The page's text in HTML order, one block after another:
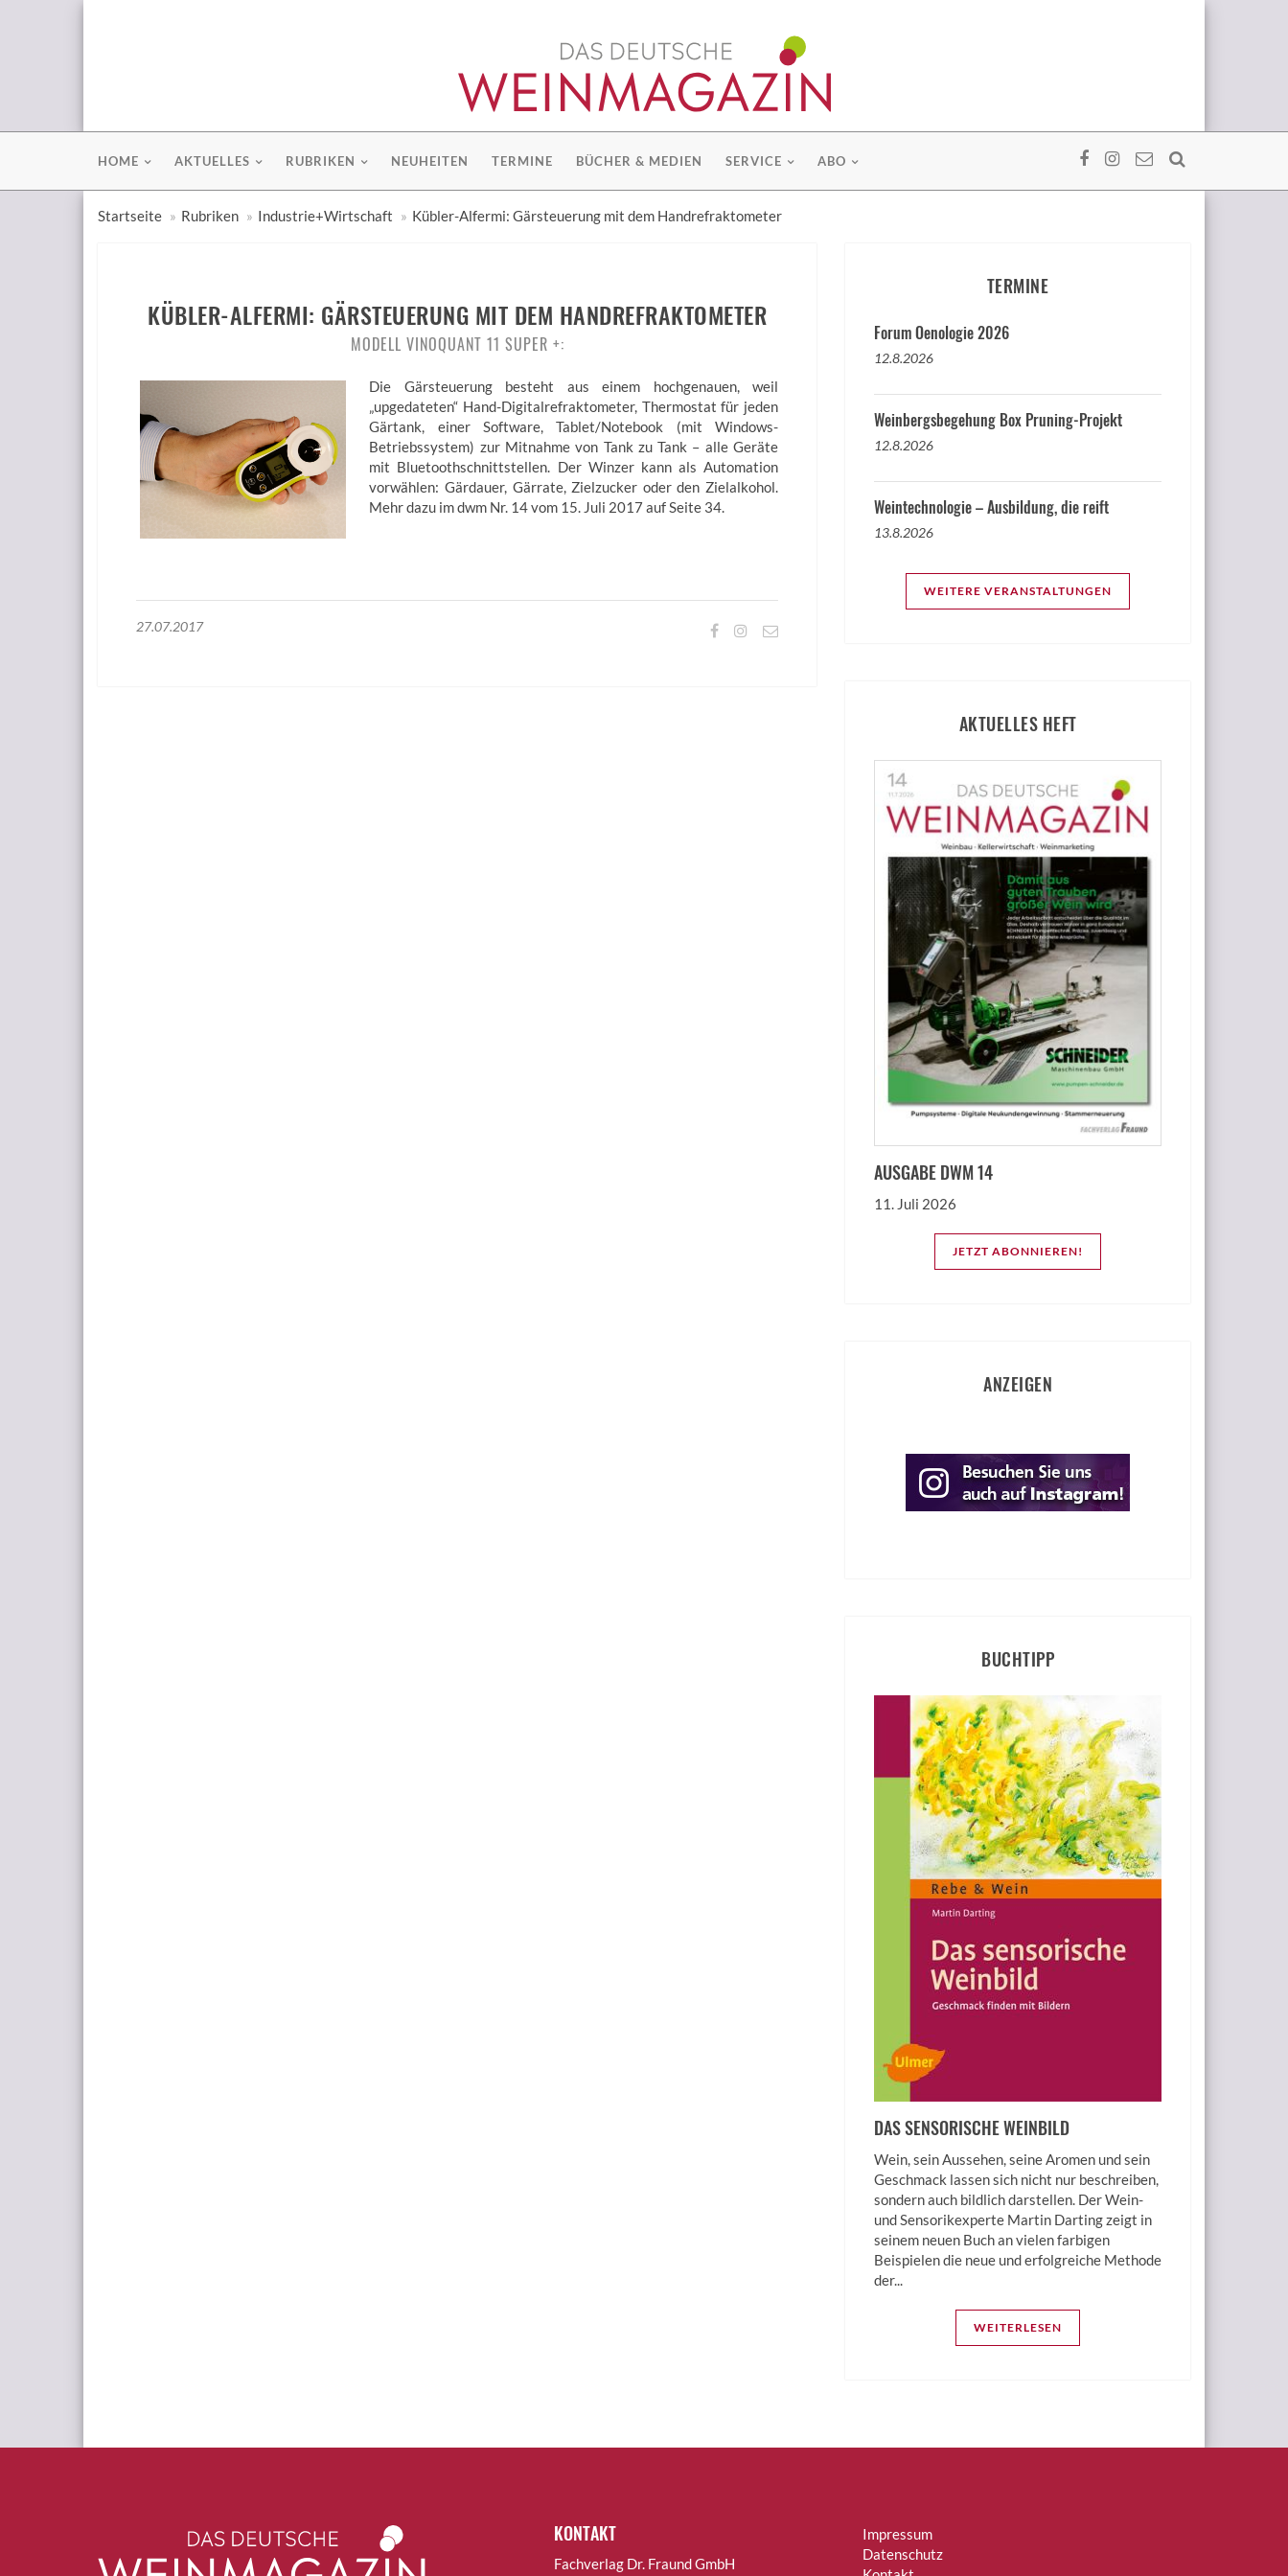
HOME AKTUELLES RUBRIKEN NEUHEITEN TERMINE BÜCHER & MEDIEN SERVICE ABO
Startseite Rubriken Industrie+Wirtschaft Kübler-Alfermi: Gärsteuerung mit dem Handrefraktometer
KÜBLER-ALFERMI: GÄRSTEUERUNG MIT DEM HANDREFRAKTOMETER
MODELL VINOQUANT 11 SUPER +:
Die Gärsteuerung besteht aus einem hochgenauen, weil
„upgedateten“ Hand-Digitalrefraktometer, Thermostat für jeden
Gärtank, einer Software, Tablet/Notebook (mit Windows-
Betriebssystem) zur Mitnahme von Tank zu Tank – alle Geräte
mit Bluetoothschnittstellen. Der Winzer kann als Automation
vorwählen: Gärdauer, Gärrate, Zielzucker oder den Zielalkohol.
Mehr dazu im dwm Nr. 14 vom 15. Juli 2017 auf Seite 34.
27.07.2017
TERMINE
Forum Oenologie 2026
12.8.2026
Weinbergsbegehung Box Pruning-Projekt
12.8.2026
Weintechnologie – Ausbildung, die reift
13.8.2026
WEITERE VERANSTALTUNGEN
AKTUELLES HEFT
AUSGABE DWM 14
11. Juli 2026
JETZT ABONNIEREN!
ANZEIGEN
BUCHTIPP
DAS SENSORISCHE WEINBILD
Wein, sein Aussehen, seine Aromen und sein
Geschmack lassen sich nicht nur beschreiben,
sondern auch bildlich darstellen. Der Wein-
und Sensorikexperte Martin Darting zeigt in
seinem neuen Buch an vielen farbigen
Beispielen die neue und erfolgreiche Methode
der...
WEITERLESEN
KONTAKT
Fachverlag Dr. Fraund GmbH
Impressum
Datenschutz